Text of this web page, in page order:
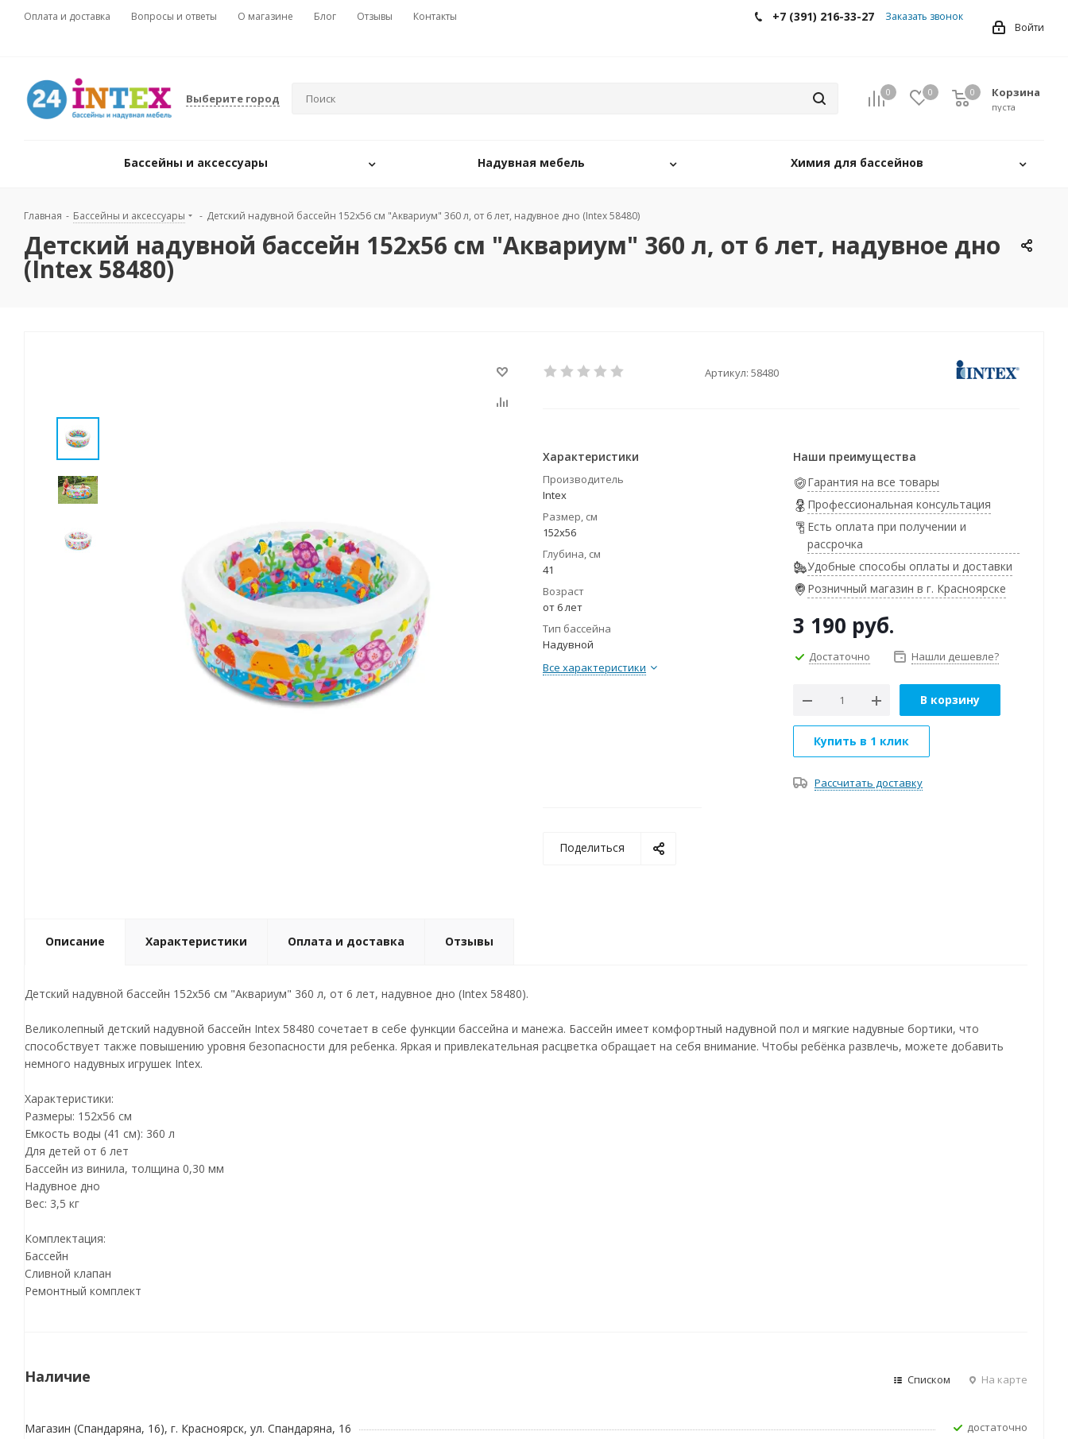
Оплата и доставка Вопросы и ответы О магазине Блог Отзывы
Контакты
Войти
+7 (391) 216-33-27 Заказать звонок
Выберите город 0 0 Корзина
0
пуста
0
Бассейны и аксессуары Надувная мебель Химия для бассейнов
Главная - Бассейны и аксессуары - Детский надувной бассейн 152х56 см "Аквариум" 360 л, от 6 лет, надувное дно (Intex 58480)
Детский надувной бассейн 152х56 см "Аквариум" 360 л, от 6 лет, надувное дно
(Intex 58480)
Артикул: 58480
Характеристики
Производитель
Intex
Размер, см
152х56
Глубина, см
41
Возраст
от 6 лет
Тип бассейна
Надувной
Все характеристики
Наши преимущества
Гарантия на все товары
Профессиональная консультация
Есть оплата при получении и
рассрочка
Удобные способы оплаты и доставки
Розничный магазин в г. Красноярске
3 190 руб.
Достаточно Нашли дешевле?
В корзину
Купить в 1 клик
Рассчитать доставку
Поделиться
Описание Характеристики Оплата и доставка Отзывы
Детский надувной бассейн 152х56 см "Аквариум" 360 л, от 6 лет, надувное дно (Intex 58480).
Великолепный детский надувной бассейн Intex 58480 сочетает в себе функции бассейна и манежа. Бассейн имеет комфортный надувной пол и мягкие надувные бортики, что
способствует также повышению уровня безопасности для ребенка. Яркая и привлекательная расцветка обращает на себя внимание. Чтобы ребёнка развлечь, можете добавить
немного надувных игрушек Intex.
Характеристики:
Размеры: 152х56 см
Емкость воды (41 см): 360 л
Для детей от 6 лет
Бассейн из винила, толщина 0,30 мм
Надувное дно
Вес: 3,5 кг
Комплектация:
Бассейн
Сливной клапан
Ремонтный комплект
Наличие Списком На карте
Магазин (Спандаряна, 16), г. Красноярск, ул. Спандаряна, 16 Достаточно